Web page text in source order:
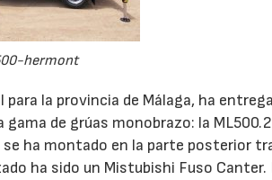
hermont
la provincia de Málaga, ha
de grúas monobrazo: la
ha montado en la parte posterior
ha sido un Mistubishi Fuso Canter.